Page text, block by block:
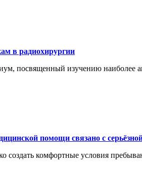
в радиохирургии
посвященный изучению наиболее
помощи связано с
создать комфортные условия